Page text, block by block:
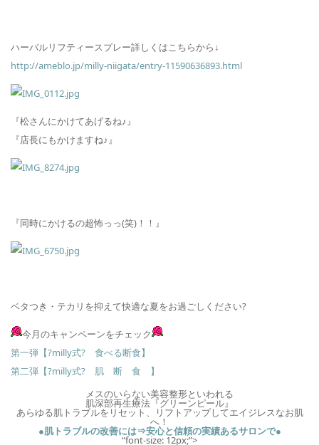
ハーバルリフティースプレー詳しくはこちらから↓
http://ameblo.jp/milly-niigata/entry-11590636893.html
『松さんにかけてあげるね♪』
『店長にもかけますね♪』
『同時にかけるの超怖っっ(笑)！！』
ベタつき・テカリを抑えて快適な夏をお過ごしください?
今月のキャンペーンをチェック
第一弾【?milly式? 食べる断食】
第二弾【?milly式? 肌 断 食 】
メスのいらない美容整形といわれる
肌深部再生療法『グリーンピール』
あらゆる肌トラブルをリセット、リフトアップしてエイジレスなお肌
へ！
●肌トラブルの改善には⇒安心と信頼の実績あるサロンで●
“font-size: 12px;”>